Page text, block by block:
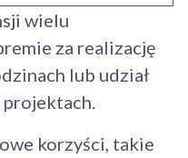
wielu
za realizację
lub udział
projektach.
korzyści, takie